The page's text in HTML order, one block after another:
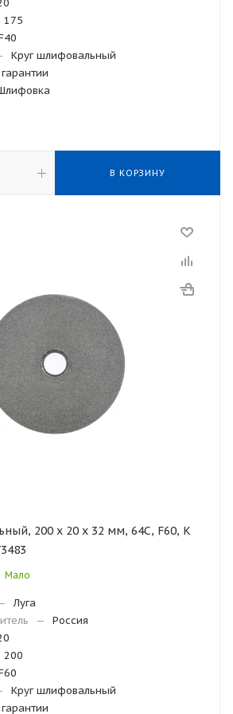
175
Круг шлифовальный
В КОРЗИНУ
200 х 20 х 32 мм, 64С, F60, K
Мало
Луга
—
Россия
200
Круг шлифовальный